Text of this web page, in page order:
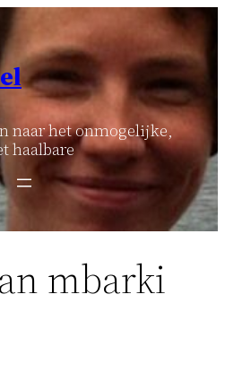
naar het onmogelijke,
haalbare
mbarki